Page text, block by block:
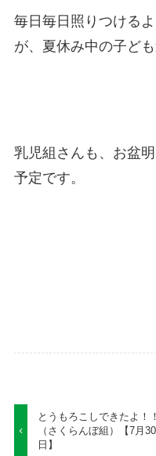
毎日毎日照りつける
が、夏休み中の子ど
乳児組さんも、お盆
予定です。
とうもろこしできたよ！！
（さくらんぼ組）【7月30
日】